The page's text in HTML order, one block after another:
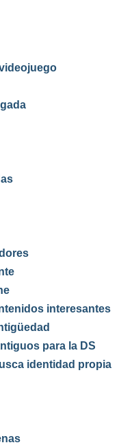
interesantes
para la DS
identidad propia